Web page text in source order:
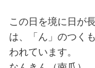
この日を境に日が
は、「ん」のつく
われています。